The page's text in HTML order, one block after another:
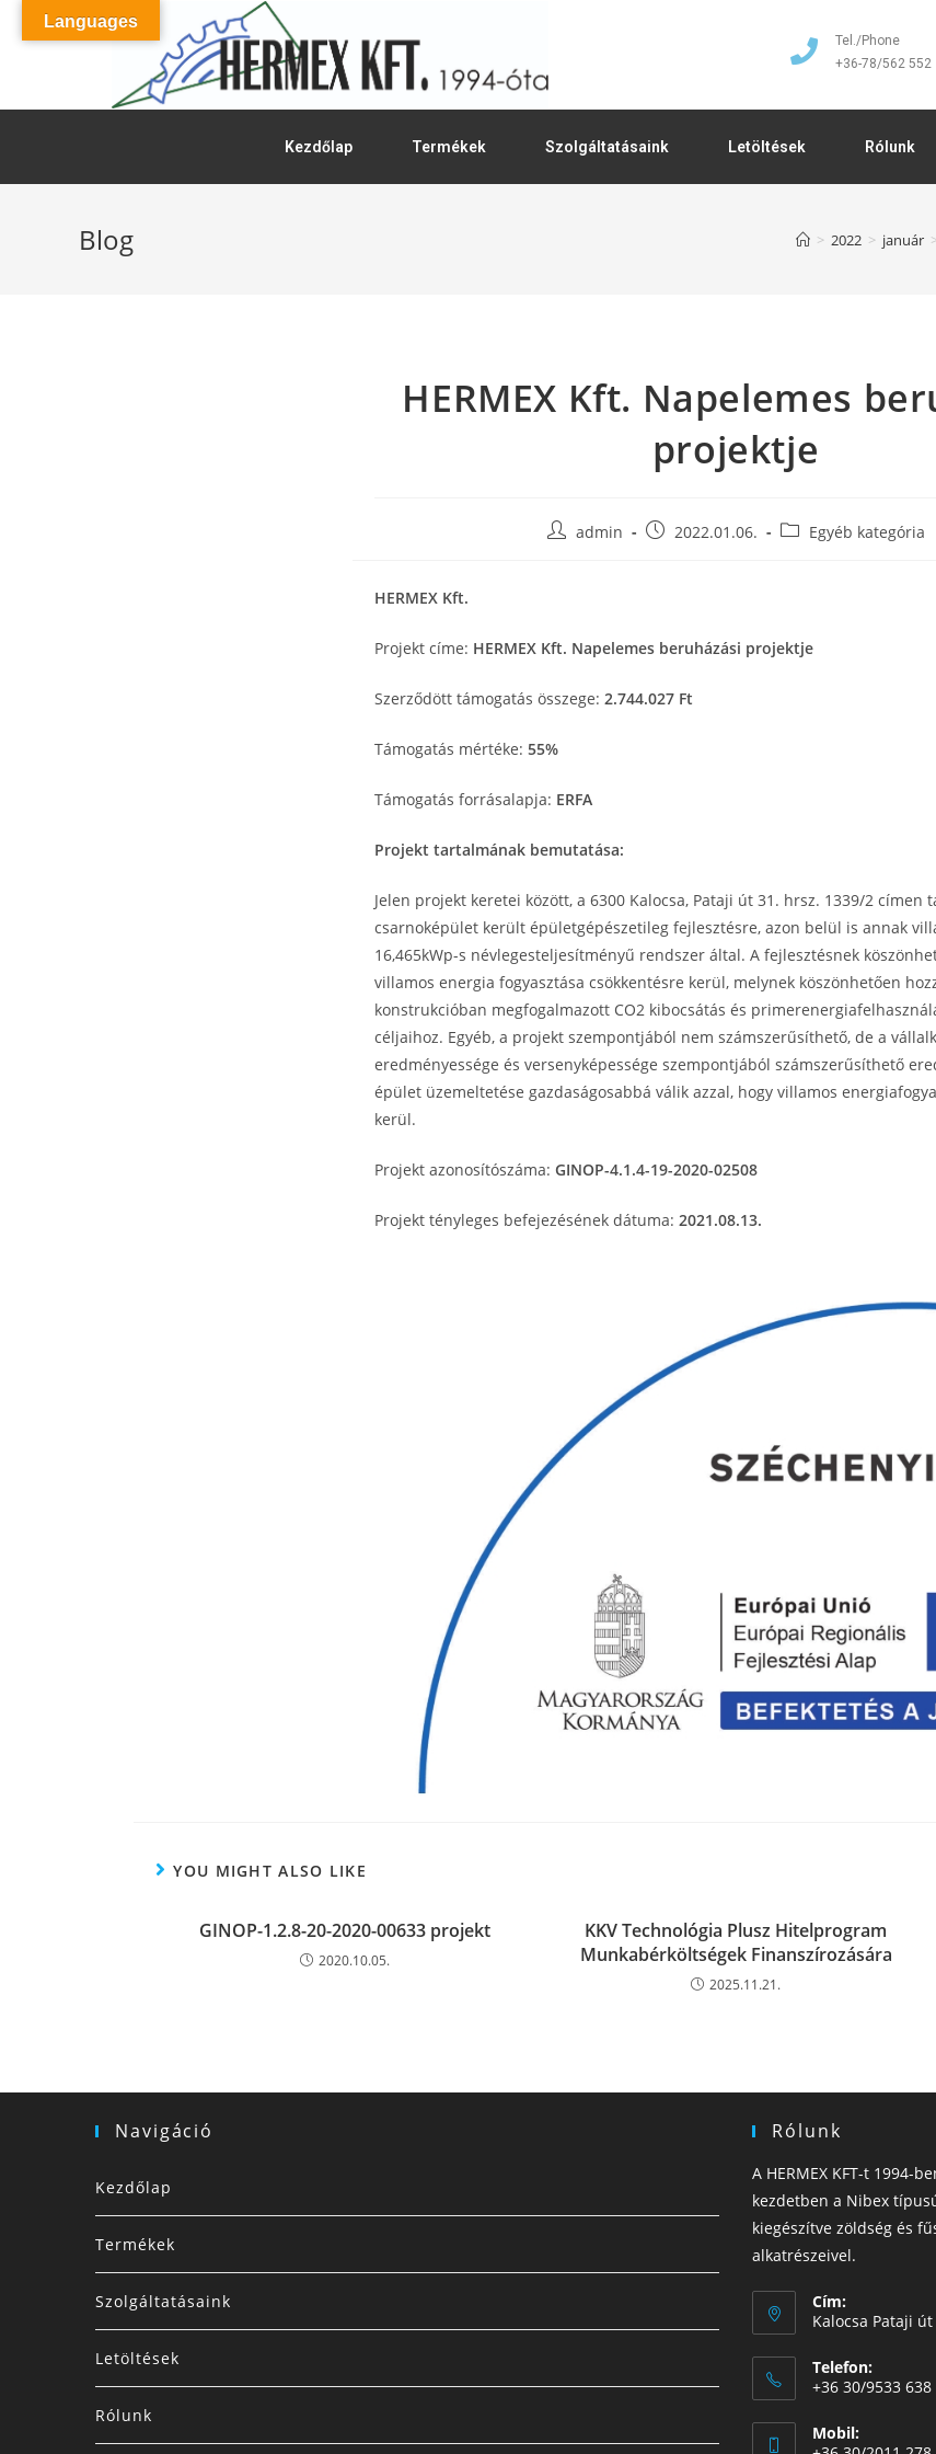
Tel./Phone
+36-78/562 552
Kezdőlap Termékek Szolgáltatásaink Letöltések Rólunk
Blog > 2022 > január >
HERMEX Kft. Napelemes
projektje
admin 2022.01.06. Egyéb kategória
HERMEX Kft.
Projekt címe: HERMEX Kft. Napelemes beruházási projektje
Szerződött támogatás összege: 2.744.027 Ft
Támogatás mértéke: 55%
Támogatás forrásalapja: ERFA
Projekt tartalmának bemutatása:
Jelen projekt keretei között, a 6300 Kalocsa, Pataji út 31. hrsz. 1339/2 címen
csarnoképület került épületgépészetileg fejlesztésre, azon belül is annak
16,465kWp-s névlegesteljesítményű rendszer által. A fejlesztésnek
villamos energia fogyasztása csökkentésre kerül, melynek köszönhetően
konstrukcióban megfogalmazott CO2 kibocsátás és
céljaihoz. Egyéb, a projekt szempontjából nem számszerűsíthető, de a
eredményessége és versenyképessége szempontjából számszerűsíthető
épület üzemeltetése gazdaságosabbá válik azzal, hogy villamos
kerül.
Projekt azonosítószáma: GINOP-4.1.4-19-2020-02508
Projekt tényleges befejezésének dátuma: 2021.08.13.
YOU MIGHT ALSO LIKE
GINOP-1.2.8-20-2020-00633 projekt
2020.10.05.
KKV Technológia Plusz Hitelprogram
Munkabérköltségek Finanszírozására
2025.11.21.
Navigáció
Kezdőlap
Termékek
Szolgáltatásaink
Letöltések
Rólunk
Rólunk
A HERMEX KFT-t 1994-
kezdetben a Nibex
kiegészítve zöldség és
alkatrészeivel.
Cím:
Kalocsa Pataji
Telefon:
+36 30/9533 638
Mobil:
Languages